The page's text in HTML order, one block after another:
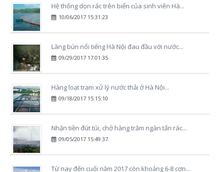
Hệ thống dọn rác trên biển của sinh viên Hà...
10/06/2017 15:31:23
Làng bún nổi tiếng Hà Nội đau đầu với nước...
09/29/2017 17:01:35
Hàng loạt trạm xử lý nước thải ở Hà Nội...
09/18/2017 15:15:10
Nhận tiền đút túi, chở hàng trăm ngàn tấn rác...
09/05/2017 15:49:37
Từ nay đến cuối năm 2017 còn khoảng 6-8 cơn...